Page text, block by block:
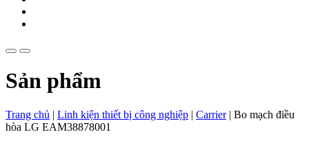
Sản phẩm
Trang chủ | Linh kiện thiết bị công nghiệp | Carrier| Bo mạch điều
hòa LG EAM38878001